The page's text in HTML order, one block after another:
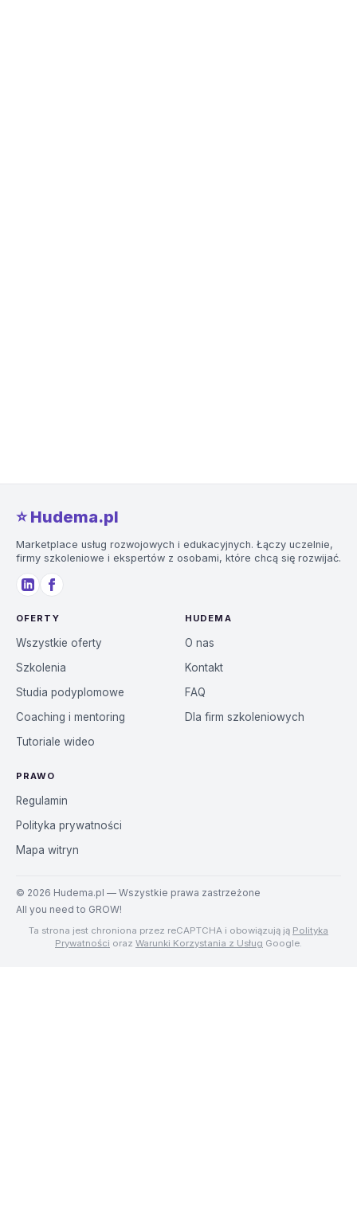
⭐️ Hudema.pl
Marketplace usług rozwojowych i edukacyjnych. Łączy uczelnie,
firmy szkoleniowe i ekspertów z osobami, które chcą się rozwijać.
OFERTY
Wszystkie oferty
Szkolenia
Studia podyplomowe
Coaching i mentoring
Tutoriale wideo
HUDEMA
O nas
Kontakt
FAQ
Dla firm szkoleniowych
PRAWO
Regulamin
Polityka prywatności
Mapa witryn
© 2026 Hudema.pl — Wszystkie prawa zastrzeżone
All you need to GROW!
Ta strona jest chroniona przez reCAPTCHA i obowiązują ją Polityka
Prywatności oraz Warunki Korzystania z Usług Google.